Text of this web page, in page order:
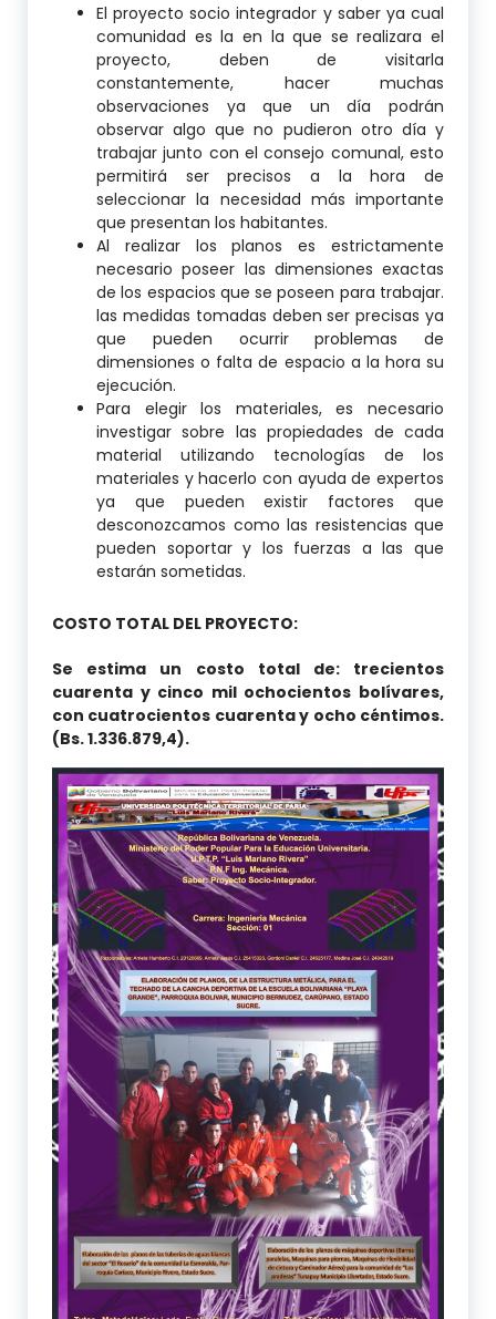
El proyecto socio integrador y saber ya cual
comunidad es la en la que se realizara el
proyecto, deben de visitarla
constantemente, hacer muchas
observaciones ya que un día podrán
observar algo que no pudieron otro día y
trabajar junto con el consejo comunal, esto
permitirá ser precisos a la hora de
seleccionar la necesidad más importante
que presentan los habitantes.
Al realizar los planos es estrictamente
necesario poseer las dimensiones exactas
de los espacios que se poseen para trabajar.
las medidas tomadas deben ser precisas ya
que pueden ocurrir problemas de
dimensiones o falta de espacio a la hora su
ejecución.
Para elegir los materiales, es necesario
investigar sobre las propiedades de cada
material utilizando tecnologías de los
materiales y hacerlo con ayuda de expertos
ya que pueden existir factores que
desconozcamos como las resistencias que
pueden soportar y los fuerzas a las que
estarán sometidas.
COSTO TOTAL DEL PROYECTO:
Se estima un costo total de: trecientos
cuarenta y cinco mil ochocientos bolívares,
con cuatrocientos cuarenta y ocho céntimos.
(Bs. 1.336.879,4).